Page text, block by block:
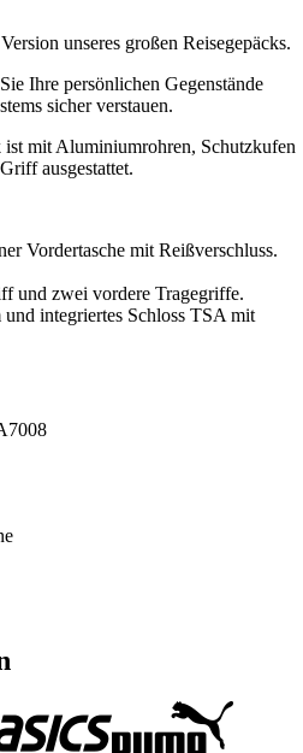
unseres großen Reisegepäcks.
Ihre persönlichen Gegenstände
sicher verstauen.
ist mit Aluminiumrohren, Schutzkufen
ausgestattet.
Vordertasche mit Reißverschluss.
und zwei vordere Tragegriffe.
integriertes Schloss TSA mit